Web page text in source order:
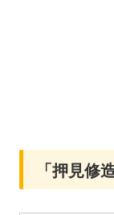
「押見修